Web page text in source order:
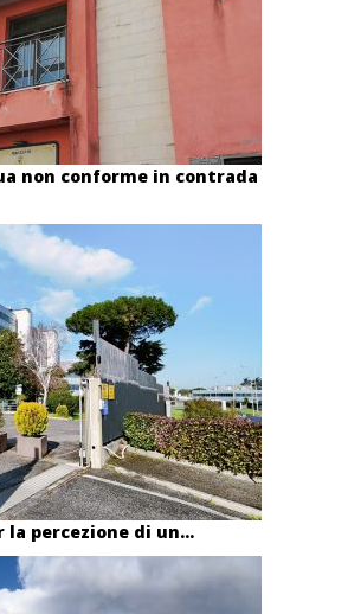
non conforme in contrada
la percezione di un...